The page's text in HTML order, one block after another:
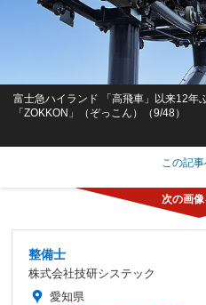
富士急ハイランド 「高飛車」以来12年
「ZOKKON」（ぞっこん）（9/48）
この記
整備士
株式会社技研システック
愛知県